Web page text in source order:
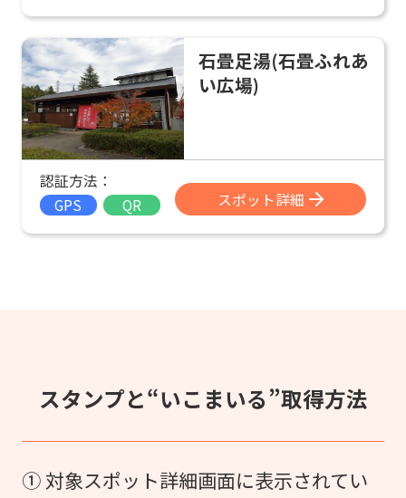
石畳足湯(石畳ふれあ
い広場)
認証方法：
GPS
QR スポット詳細
スタンプと“いこまいる”取得方法
① 対象スポット詳細画面に表示されてい